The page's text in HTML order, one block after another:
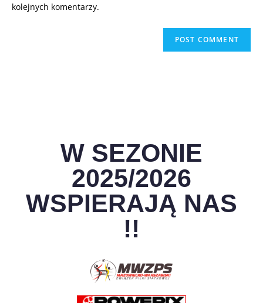
kolejnych komentarzy.
W SEZONIE
2025/2026
WSPIERAJĄ NAS
!!